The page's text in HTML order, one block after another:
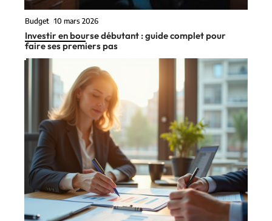
Budget 10 mars 2026
Investir en bourse débutant : guide complet pour
faire ses premiers pas